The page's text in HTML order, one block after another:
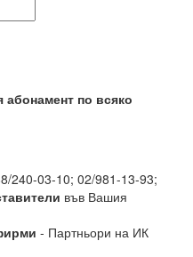
по всяко
240-03-10; 02/981-13-93;
във Вашия
- Партньори на ИК